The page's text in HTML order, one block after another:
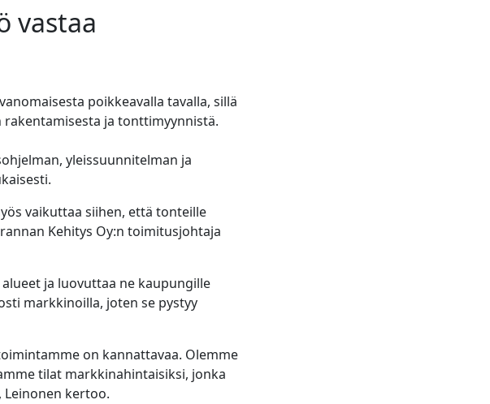
vastaa
poikkeavalla tavalla, sillä
rakentamisesta ja tonttimyynnistä.
yleissuunnitelman ja
vaikuttaa siihen, että tonteille
Kehitys Oy:n toimitusjohtaja
ja luovuttaa ne kaupungille
markkinoilla, joten se pystyy
on kannattavaa. Olemme
tilat markkinahintaisiksi, jonka
kertoo.